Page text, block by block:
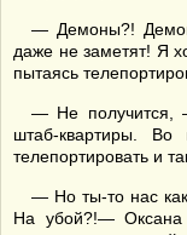
— Демоны?!
даже не заметят! Я
пытаясь
— Не получится,
штаб-квартиры.
телепортировать и
— Но ты-то нас
На убой?!— Оксана